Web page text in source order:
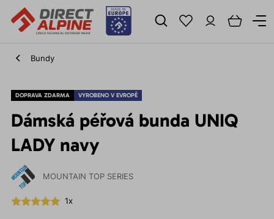
Bundy
DOPRAVA ZDARMA VYROBENO V EVROPĚ
Dámská péřová bunda UNIQ
LADY navy
MOUNTAIN TOP SERIES
1x